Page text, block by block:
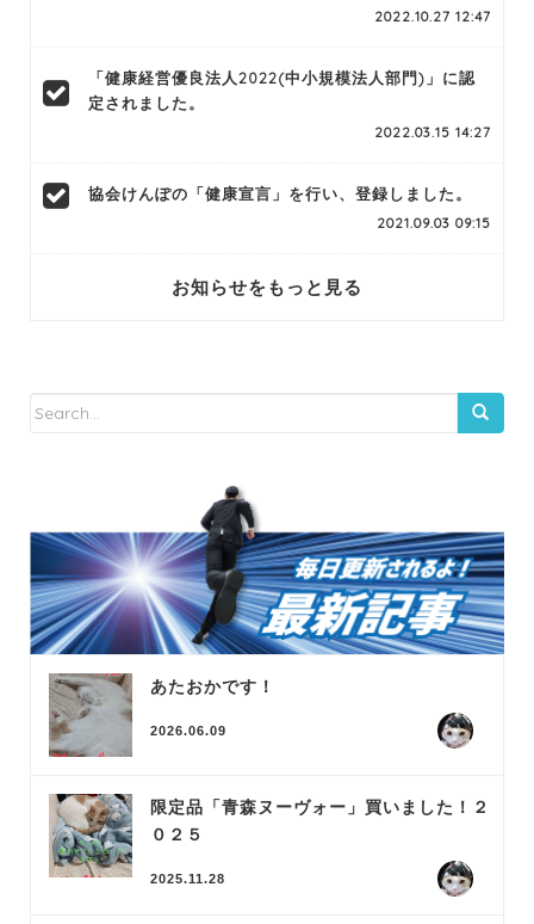
2022.10.27 12:47
「健康経営優良法人2022(中小規模法人部門)」に認
定されました。
2022.03.15 14:27
協会けんぽの「健康宣言」を行い、登録しました。
2021.09.03 09:15
お知らせをもっと見る
あたおかです！
2026.06.09
限定品「青森ヌーヴォー」買いました！２
０２５
2025.11.28